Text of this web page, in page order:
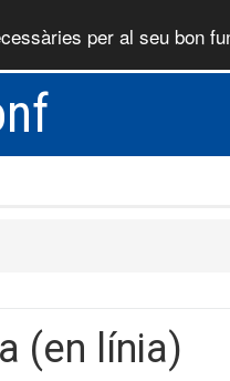
per al seu bon
(en línia)